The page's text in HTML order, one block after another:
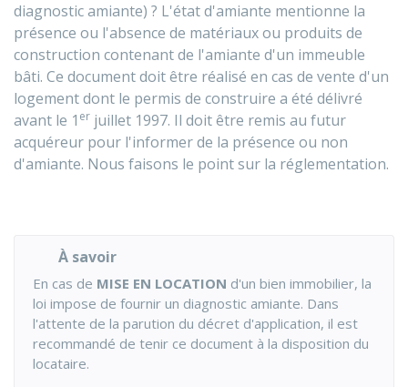
diagnostic amiante) ? L'état d'amiante mentionne la
présence ou l'absence de matériaux ou produits de
construction contenant de l'amiante d'un immeuble
bâti. Ce document doit être réalisé en cas de vente d'un
logement dont le permis de construire a été délivré
avant le 1 er juillet 1997. Il doit être remis au futur
acquéreur pour l'informer de la présence ou non
d'amiante. Nous faisons le point sur la réglementation.
À savoir
En cas de MISE EN LOCATION d'un bien immobilier, la
loi impose de fournir un diagnostic amiante. Dans
l'attente de la parution du décret d'application, il est
recommandé de tenir ce document à la disposition du
locataire.